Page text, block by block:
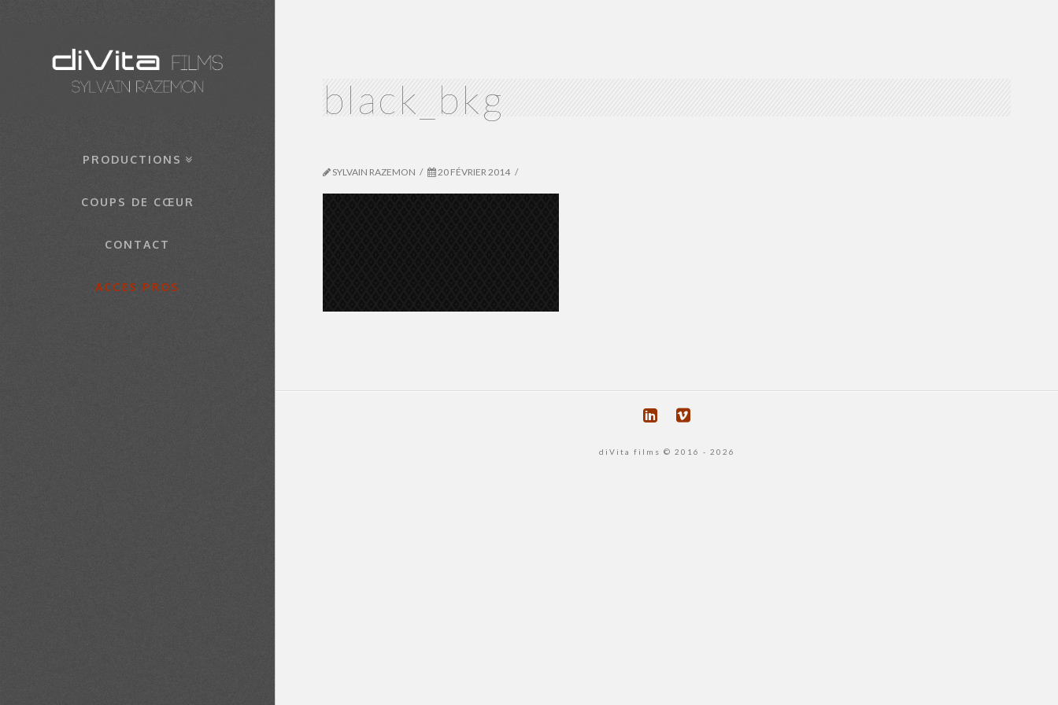
PRODUCTIONS
COUPS DE CŒUR
CONTACT
ACCES PROS
black_bkg
SYLVAIN RAZEMON 20 FÉVRIER 2014
diVita films © 2016 - 2026